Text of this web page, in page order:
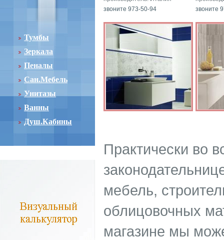
Тумбы
Зеркала
Пеналы
Сан.Мебель
Унитазы
Ванны
Душ.Кабины
звоните 973-50-94
звоните
Практически во
мебель,
облицовочных
магазине мы